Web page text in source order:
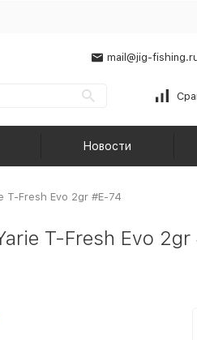
mail@jig-
Новости
T-Fresh Evo 2gr #E-74
T-Fresh Evo 2gr